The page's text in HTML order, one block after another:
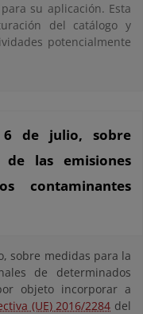
su aplicación. Esta
del catálogo y
potencialmente
6 de julio, sobre
las emisiones
contaminantes
sobre medidas para la
de determinados
objeto incorporar a
(UE) 2016/2284 del